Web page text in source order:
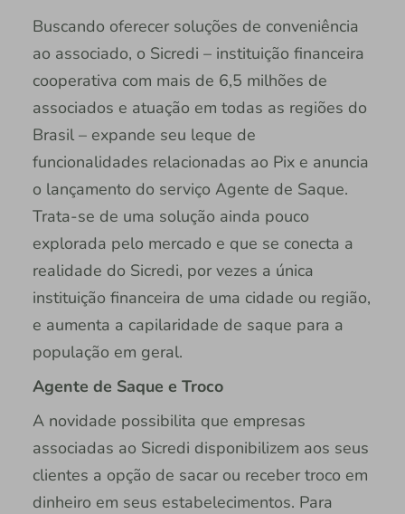
Buscando oferecer soluções de conveniência
ao associado, o Sicredi – instituição financeira
cooperativa com mais de 6,5 milhões de
associados e atuação em todas as regiões do
Brasil – expande seu leque de
funcionalidades relacionadas ao Pix e anuncia
o lançamento do serviço Agente de Saque.
Trata-se de uma solução ainda pouco
explorada pelo mercado e que se conecta a
realidade do Sicredi, por vezes a única
instituição financeira de uma cidade ou região,
e aumenta a capilaridade de saque para a
população em geral.
Agente de Saque e Troco
A novidade possibilita que empresas
associadas ao Sicredi disponibilizem aos seus
clientes a opção de sacar ou receber troco em
dinheiro em seus estabelecimentos. Para